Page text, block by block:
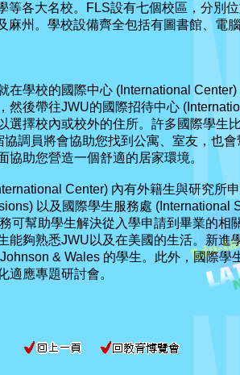
等各大名校。FLS設有七個校區，分別
麻州。學校設備齊全包括有圖書館、電
學校的國際中心 (International
然後帶往JWU的國際招待中心
選擇校內或校外的住所。許多國際學生
調員將會協助您找到公寓、室友，也會
助您營造一個舒適的居家環境。
Center) 內有外籍生與研究所
以及國際學生服務處 (International
可幫助學生解決從入學申請到畢業的相
能夠熟悉JWU以及在美國的生活。新進
& Wales 的學生。此外，國際學
適應專題研討會。